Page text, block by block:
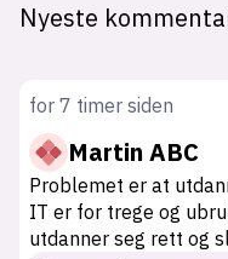
Nyeste
for 7 timer siden
Martin ABC
Problemet er at
IT er for trege og
utdanner seg rett og